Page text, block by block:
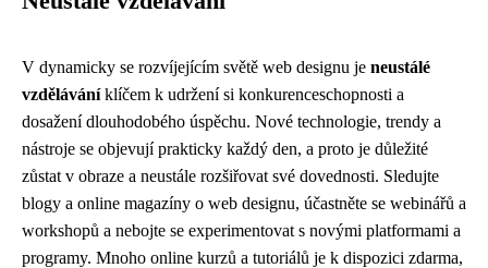
V dynamicky se rozvíjejícím světě web designu je neustálé
vzděláváníklíčem k udržení si konkurenceschopnosti a
dosažení dlouhodobého úspěchu. Nové technologie, trendy a
nástroje se objevují prakticky každý den, a proto je důležité
zůstat v obraze a neustále rozšiřovat své dovednosti. Sledujte
blogy a online magazíny o web designu, účastněte se webinářů a
workshopů a nebojte se experimentovat s novými platformami a
programy. Mnoho online kurzů a tutoriálů je k dispozici zdarma,